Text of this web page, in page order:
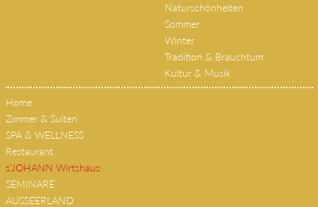
Naturschönheiten
Sommer
Winter
Tradition & Brauchtum
Kultur & Musik
Home
Zimmer & Suiten
SPA & WELLNESS
Restaurant
s'JOHANN Wirtshaus
SEMINARE
AUSSEERLAND